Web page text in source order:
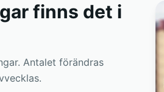
finns det i
Antalet förändras